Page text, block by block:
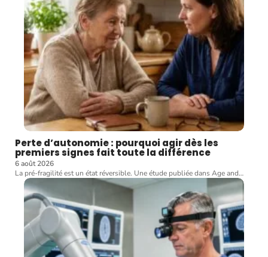
Perte d’autonomie : pourquoi agir dès les
premiers signes fait toute la différence
6 août 2026
La pré-fragilité est un état réversible. Une étude publiée dans Age and…